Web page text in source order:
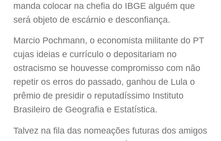
manda colocar na chefia do IBGE alguém que
será objeto de escárnio e desconfiança.
Marcio Pochmann, o economista militante do PT
cujas ideias e currículo o depositariam no
ostracismo se houvesse compromisso com não
repetir os erros do passado, ganhou de Lula o
prêmio de presidir o reputadíssimo Instituto
Brasileiro de Geografia e Estatística.
Talvez na fila das nomeações futuras dos amigos